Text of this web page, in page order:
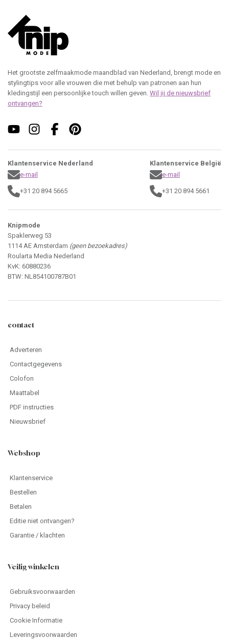
Het grootste zelfmaakmode maandblad van Nederland, brengt mode en
stylingtips voor alle vrouwen die met behulp van patronen aan hun
kledingstijl een persoonlijke touch willen geven. Wil jij de nieuwsbrief
ontvangen?
Klantenservice Nederland
e-mail
+31 20 894 5665
Klantenservice België
e-mail
+31 20 894 5661
Knipmode
Spaklerweg 53
1114 AE Amsterdam (geen bezoekadres)
Roularta Media Nederland
KvK: 60880236
BTW: NL854100787B01
contact
Adverteren
Contactgegevens
Colofon
Maattabel
PDF instructies
Nieuwsbrief
Webshop
Klantenservice
Bestellen
Betalen
Editie niet ontvangen?
Garantie / klachten
Veilig winkelen
Gebruiksvoorwaarden
Privacy beleid
Cookie Informatie
Leveringsvoorwaarden